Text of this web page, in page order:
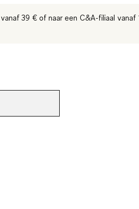
39 €of naar een C&A-filiaal vanaf